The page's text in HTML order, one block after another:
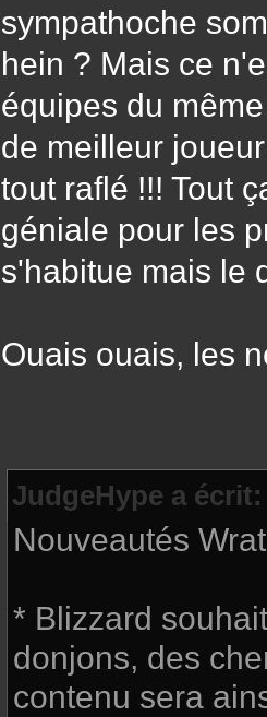
sympathoche
hein ? Mais ce
équipes du
de meilleur
tout raflé !!! Tout
géniale pour les
s'habitue mais le
Ouais ouais, les
JudgeHype a écrit:
Nouveautés
* Blizzard
donjons, des
contenu sera